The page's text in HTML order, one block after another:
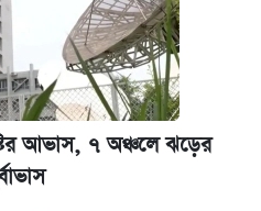
আভাস, ৭ অঞ্চলে ঝড়ের